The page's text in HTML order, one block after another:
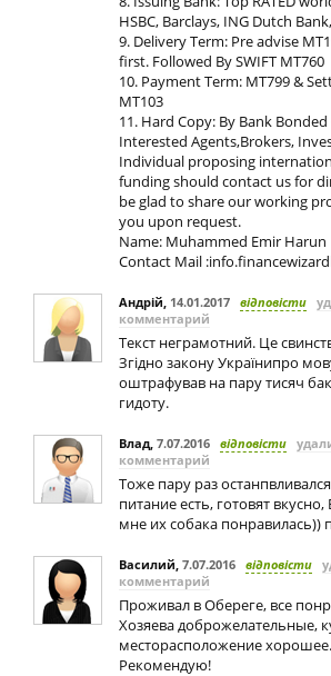
HSBC, Barclays, ING Dutch
9. Delivery Term: Pre advise
first. Followed By SWIFT MT760
10. Payment Term: MT799 &
MT103
11. Hard Copy: By Bank
Interested Agents,Brokers,
Individual proposing
funding should contact us for
be glad to share our working
you upon request.
Name: Muhammed Emir Harun
Contact Mail :
Андрій, 14.01.2017 відповісти
комментарий
Текст неграмотний. Це
Згідно закону Українипро
оштрафував на пару тисяч
гидоту.
Влад, 7.07.2016 відповісти
комментарий
Тоже пару раз
питание есть, готовят
мне их собака понравилась))
Василий, 7.07.2016 відповісти
комментарий
Проживал в Обереге, все
Хозяева доброжелательные,
месторасположение хорошее.
Рекомендую!